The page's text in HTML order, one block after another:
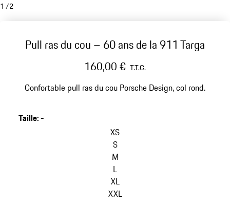
1 /2
Pull ras du cou – 60 ans de la 911 Targa
160,00 € T.T.C.
Confortable pull ras du cou Porsche Design, col rond.
Taille:-
XS
S
M
L
XL
XXL